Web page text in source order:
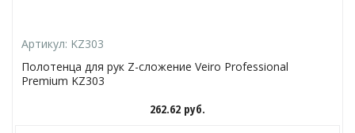
Артикул: KZ303
Полотенца для рук Z-сложение Veiro Professional
Premium KZ303
262.62 руб.